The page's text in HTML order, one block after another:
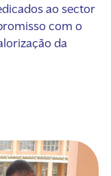
ao sector
com o
da